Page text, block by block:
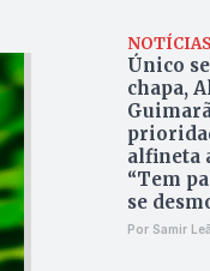
NOTÍCIAS
Único
chapa,
alfineta
“Tem
se
Por Samir